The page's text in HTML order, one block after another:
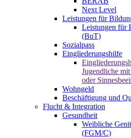
Next Level
Leistungen für
Leistungen für
(BuT)
Sozialpass
Eingliederungshilfe
Jugendliche
oder
Wohngeld
Beschäftigung und
Flucht & Integration
Gesundheit
Weibliche
(FGM/C)